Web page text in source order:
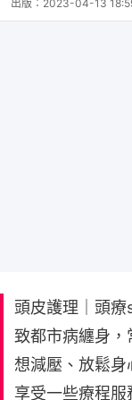
出版： 2023-04-13
頭皮護理｜頭療
致都市病纏身，
想減壓、放鬆
享受一些療程服